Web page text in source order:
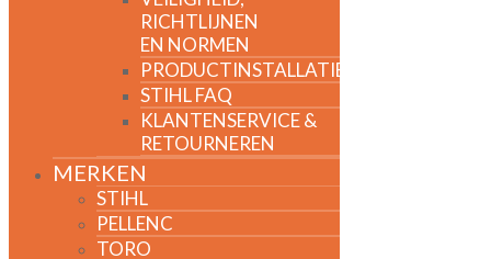
RICHTLIJNEN
EN NORMEN
PRODUCTINSTALLATIE
STIHL FAQ
KLANTENSERVICE &
RETOURNEREN
MERKEN
STIHL
PELLENC
TORO